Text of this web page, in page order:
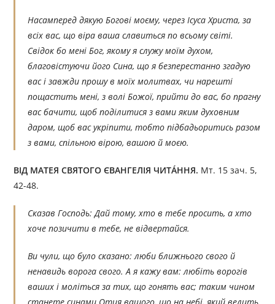
Насамперед дякую Богові моєму, через Ісуса Христа, за
всіх вас, що віра ваша славиться по всьому світі.
Свідок бо мені Бог, якому я служу моїм духом,
благовістуючи його Сина, що я безперестанно згадую
вас і завжди прошу в моїх молитвах, чи нарешті
пощастить мені, з волі Божої, прийти до вас, бо прагну
вас бачити, щоб поділитися з вами яким духовним
даром, щоб вас укріпити, тобто підбадьоритись разом
з вами, спільною вірою, вашою й моєю.
ВІД МАТЕЯ СВЯТОГО ЄВАНГЕЛІЯ ЧИТÁННЯ. Мт. 15 зач. 5,
42-48.
Сказав Господь: Дай тому, хто в тебе просить, а хто
хоче позичити в тебе, не відвертайся.
Ви чули, що було сказано: люби ближнього свого й
ненавидь ворога свого. А я кажу вам: любіть ворогів
ваших і моліться за тих, що гонять вас; таким чином